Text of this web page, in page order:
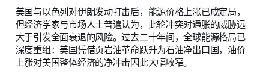
美国与以色列对伊朗发动打击后，能源价格上涨已成定局，
但经济学家与市场人士普遍认为，此轮冲突对通胀的威胁远
大于引发全面衰退的风险。过去二十年间，全球能源格局已
深度重组：美国凭借页岩油革命跃升为石油净出口国，油价
上涨对美国整体经济的净冲击因此大幅收窄。